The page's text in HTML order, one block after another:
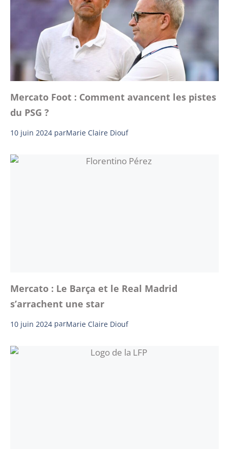
Mercato Foot : Comment avancent les pistes
du PSG ?
10 juin 2024 parMarie Claire Diouf
Mercato : Le Barça et le Real Madrid
s’arrachent une star
10 juin 2024 parMarie Claire Diouf